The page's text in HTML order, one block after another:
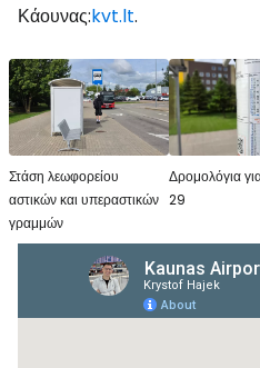
Κάουνας:kvt.lt.
Στάση λεωφορείου
αστικών και υπεραστικών
γραμμών
Δρομολόγια
29